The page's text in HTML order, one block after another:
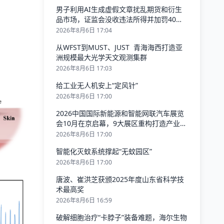
男子利用AI生成虚假文章扰乱期货和衍生
品市场，证监会没收违法所得并加罚40万
元
2026年8月6日 17:04
从WFST到MUST、JUST 青海海西打造亚
洲规模最大光学天文观测集群
2026年8月6日 17:03
给工业无人机安上“定风针”
2026年8月6日 17:00
2026中国国际新能源和智能网联汽车展览
会10月在京启幕，9大展区重构打造产业新
生态
2026年8月6日 17:00
智能化灭蚊系统撑起“无蚊园区”
2026年8月6日 17:00
唐波、崔洪芝获颁2025年度山东省科学技
术最高奖
2026年8月6日 16:59
破解细胞治疗“卡脖子”装备难题，海尔生物